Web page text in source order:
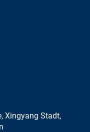
Xingyang Stadt,